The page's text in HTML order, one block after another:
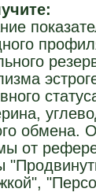
обмена.
от